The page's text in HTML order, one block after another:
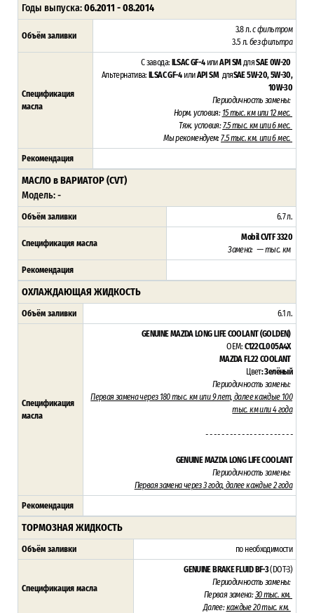
Годы выпуска:06.2011 - 08.2014
Объём заливки
3.8 л.с фильтром
3.5 л. без фильтра
Спецификация
масла
С завода: ILSAC GF-4илиAPI SMдляSAE 0W-20
Альтернатива: ILSAC GF-4илиAPI SM дляSAE 5W-20, 5W-30,
10W-30
Периодичность замены:
Норм. условия: 15 тыс. км или 12 мес.
Тяж. условия:7.5 тыс. км или 6 мес.
Мы рекомендуем:7.5 тыс. км. или 6 мес.
Рекомендация
МАСЛО в ВАРИАТОР (CVT)
Модель: -
Объём заливки 6.7 л.
Спецификация масла
Mobil CVTF 3320
Замена: --- тыс. км
Рекомендация
ОХЛАЖДАЮЩАЯ ЖИДКОСТЬ
Объём заливки 6.1 л.
Спецификация
масла
GENUINE MAZDA LONG LIFE COOLANT (GOLDEN)
OEM:C122CL005A4X
MAZDA FL22 COOLANT
Цвет: Зелёный
Периодичность замены:
Первая замена через 180 тыс. км или 9 лет, далее каждые 100
тыс. км или 4 года
- - - - - - - - - - - - - - - - - - - - - -
GENUINE MAZDA LONG LIFE COOLANT
Периодичность замены:
Первая замена через 3 года, далее каждые 2 года
Рекомендация
ТОРМОЗНАЯ ЖИДКОСТЬ
Объём заливки по необходимости
Спецификация масла
GENUINE BRAKE FLUID BF-3(DOT-3)
Периодичность замены:
Первая замена:30 тыс. км.
Далее:каждые 20 тыс. км.